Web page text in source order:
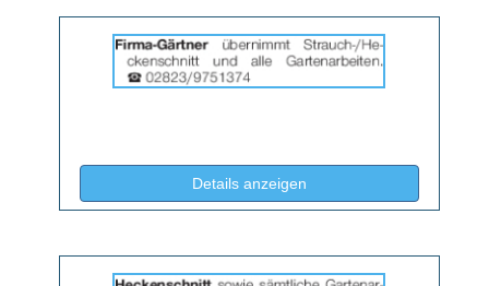
der
Anzeige
2058397
Details anzeigen(ID: 2058397)